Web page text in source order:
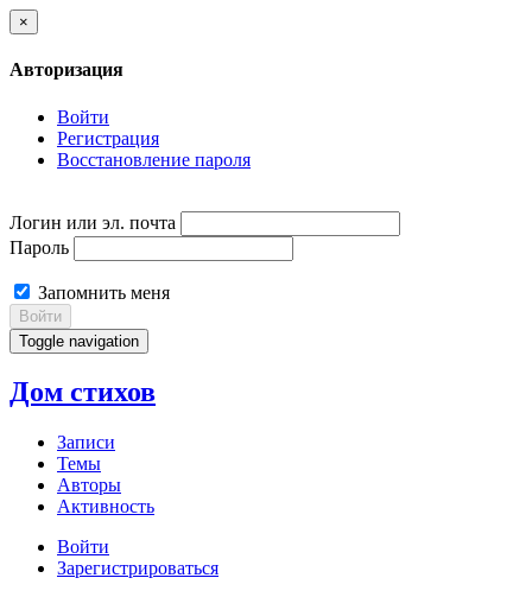
×
Авторизация
Войти
Регистрация
Восстановление пароля
Логин или эл. почта
Пароль
Запомнить меня
Войти
Toggle navigation
Дом стихов
Записи
Темы
Авторы
Активность
Войти
Зарегистрироваться